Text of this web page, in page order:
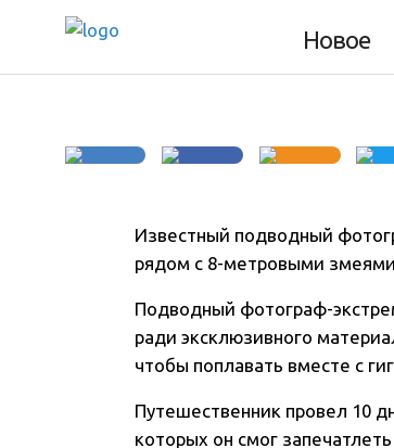
Новое
Известный подводный
рядом с 8-метровыми
Подводный фотограф-
ради эксклюзивного
чтобы поплавать вместе с
Путешественник провел 10
которых он смог